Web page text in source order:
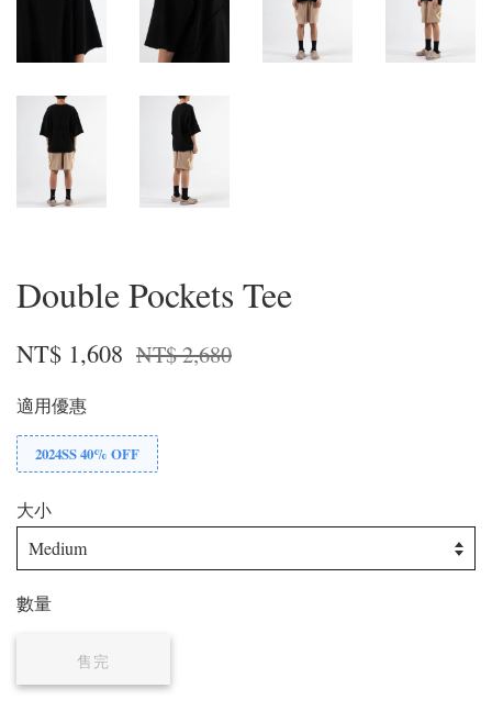
Double Pockets Tee
NT$ 1,608 NT$ 2,680
適用優惠
2024SS 40% OFF
大小
數量
售完